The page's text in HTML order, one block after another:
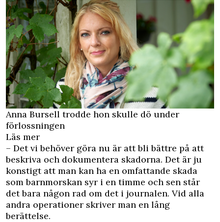
Anna Bursell trodde hon skulle dö under
förlossningen
Läs mer
– Det vi behöver göra nu är att bli bättre på att
beskriva och dokumentera skadorna. Det är ju
konstigt att man kan ha en omfattande skada
som barnmorskan syr i en timme och sen står
det bara någon rad om det i journalen. Vid alla
andra operationer skriver man en lång
berättelse.